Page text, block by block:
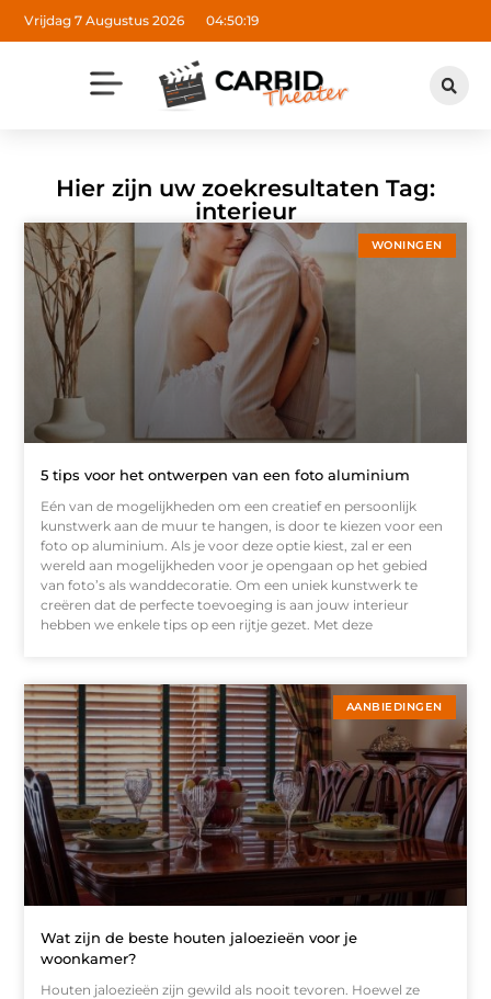
Vrijdag 7 Augustus 2026 04:50:19
Hier zijn uw zoekresultaten Tag:
interieur
WONINGEN
5 tips voor het ontwerpen van een foto aluminium
Eén van de mogelijkheden om een creatief en persoonlijk
kunstwerk aan de muur te hangen, is door te kiezen voor een
foto op aluminium. Als je voor deze optie kiest, zal er een
wereld aan mogelijkheden voor je opengaan op het gebied
van foto’s als wanddecoratie. Om een uniek kunstwerk te
creëren dat de perfecte toevoeging is aan jouw interieur
hebben we enkele tips op een rijtje gezet. Met deze
AANBIEDINGEN
Wat zijn de beste houten jaloezieën voor je
woonkamer?
Houten jaloezieën zijn gewild als nooit tevoren. Hoewel ze